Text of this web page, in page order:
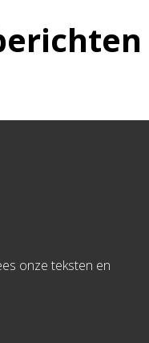
onze teksten en